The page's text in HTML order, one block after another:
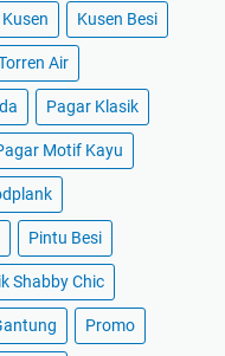
Kusen Kusen Besi
Air
Pagar Klasik
Motif Kayu
Pintu Besi
Shabby Chic
Promo